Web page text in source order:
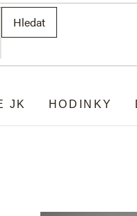
Hledat
JK HODINKY